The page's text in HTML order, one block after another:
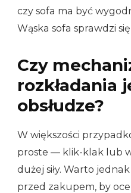
czy sofa ma być
Wąska sofa sprawdzi
Czy
rozkładania
obsłudze?
W większości
proste — klik-klak lub
dużej siły. Warto
przed zakupem, by